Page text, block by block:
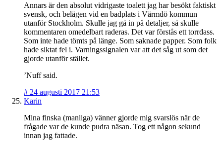
Annars är den absolut vidrigaste toalett jag har besökt faktiskt
svensk, och belägen vid en badplats i Värmdö kommun
utanför Stockholm. Skulle jag gå in på detaljer, så skulle
kommentaren omedelbart raderas. Det var förstås ett torrdass.
Som inte hade tömts på länge. Som saknade papper. Som folk
hade siktat fel i. Varningssignalen var att det såg ut som det
gjorde utanför stället.
’Nuff said.
# 24 augusti 2017 21:53
Karin
Mina finska (manliga) vänner gjorde mig svarslös när de
frågade var de kunde pudra näsan. Tog ett någon sekund
innan jag fattade.